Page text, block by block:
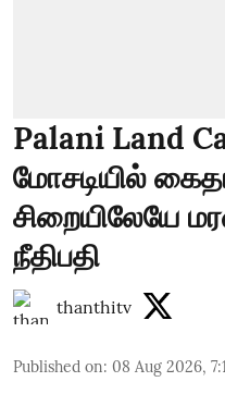
Palani Land
மோசடியில்
சிறையிலேயே
நீதிபதி
thanthitv
Published on: 08 Aug 2026,